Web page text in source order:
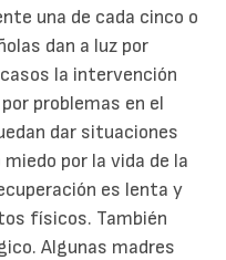
una de cada cinco o
dan a luz por
la intervención
problemas en el
dar situaciones
por la vida de la
es lenta y
físicos. También
Algunas madres